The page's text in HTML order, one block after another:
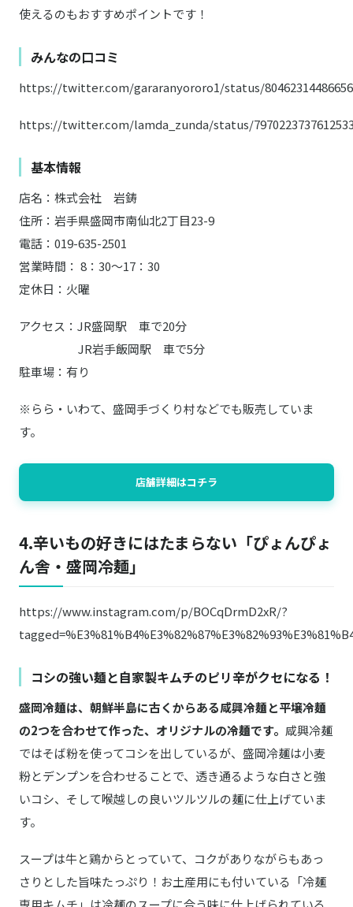
使えるのもおすすめポイントです！
みんなの口コミ
https://twitter.com/gararanyororo1/status/
https://twitter.com/lamda_zunda/status/
基本情報
店名：株式会社 岩鋳
住所：岩手県盛岡市南仙北2丁目23-9
電話：019-635-2501
営業時間： 8：30～17：30
定休日：火曜
アクセス：JR盛岡駅 車で20分
JR岩手飯岡駅 車で5分
駐車場：有り
※らら・いわて、盛岡手づくり村などでも販売していま
す。
店舗詳細はコチラ
4.辛いもの好きにはたまらない「ぴょんぴょ
ん舎・盛岡冷麺」
https://www.instagram.com/p/BOCqDrmD2xR/?
コシの強い麺と自家製キムチのピリ辛がクセになる！
盛岡冷麺は、朝鮮半島に古くからある咸興冷麺と平壌冷麺
の2つを合わせて作った、オリジナルの冷麺です。 咸興冷麺
ではそば粉を使ってコシを出しているが、盛岡冷麺は小麦
粉とデンプンを合わせることで、透き通るような白さと強
いコシ、そして喉越しの良いツルツルの麺に仕上げていま
す。
スープは牛と鶏からとっていて、コクがありながらもあっ
さりとした旨味たっぷり！お土産用にも付いている「冷麺